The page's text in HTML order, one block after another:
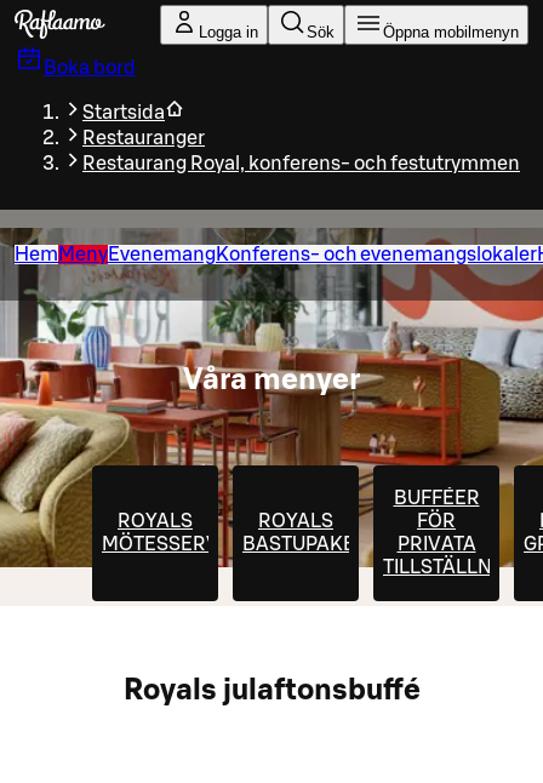
Gå till huvudinnehållet
Logga in Sök Öppna mobilmenyn
Boka bord
Startsida
Restauranger
Restaurang Royal, konferens- och festutrymmen
Hem MenyEvenemangKonferens- och evenemangslokaler
Våra menyer
ROYALS
MÖTESSERVERING
ROYALS
BASTUPAKET
BUFFÉER
FÖR
PRIVATA
Royals julaftonsbuffé